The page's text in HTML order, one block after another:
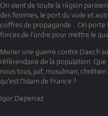
On vient de toute la région
des femmes, le port du voile et
coffres de propagande …On porte
forces de l’ordre pour mettre le
Mener une guerre contre Daech
référendaire de la population. Que
nous tous, juif, musulman,
qu’est l’Islam de France ?
Igor Deperraz